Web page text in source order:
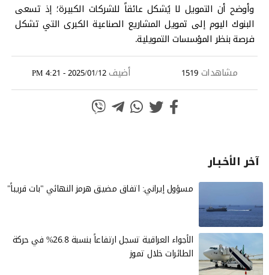
وأوضح أن التمويل لا يُشكل عائقاً للشركات الكبيرة؛ إذ تسعى
البنوك اليوم إلى تمويل المشاريع الصناعية الكبرى التي تشكل
فرصة بنظر المؤسسات التمويلية.
مشاهدات 1519 أضيف2025/01/12 - 4:21 PM
آخر الأخـبـار
مسؤول إيراني: اتفاق مضيق هرمز النهائي "بات قريباً"
الأجواء العراقية تسجل ارتفاعاً بنسبة 26.8% في حركة
الطائرات خلال تموز